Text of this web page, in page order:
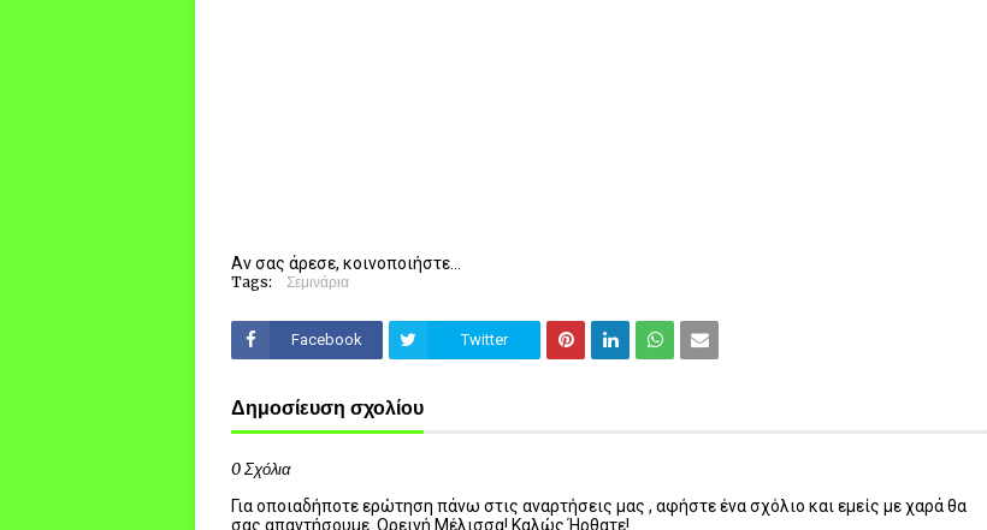
Αν σας άρεσε, κοινοποιήστε...
Tags: Σεμινάρια
Facebook Twitter
Δημοσίευση σχολίου
0 Σχόλια
Για οποιαδήποτε ερώτηση πάνω στις αναρτήσεις μας , αφήστε ένα σχόλιο και εμείς με χαρά θα
σας απαντήσουμε. Ορεινή Μέλισσα! Καλώς Ήρθατε!